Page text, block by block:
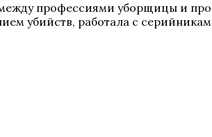
профессиями уборщицы и
убийств, работала с